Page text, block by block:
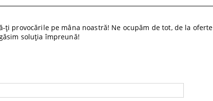
provocările pe mâna noastră! Ne ocupăm de tot, de la oferte
soluția împreună!